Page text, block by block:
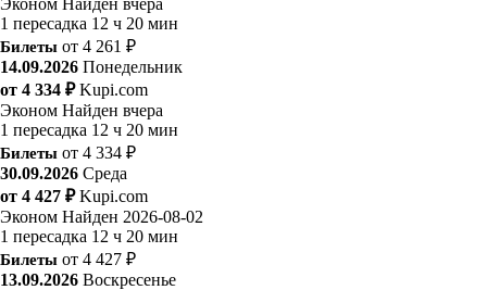
1 пересадка 12 ч 20 мин
Билеты от 4 261 ₽
14.09.2026 Понедельник
от 4 334 ₽ Kupi.com
Эконом Найден вчера
1 пересадка 12 ч 20 мин
Билеты от 4 334 ₽
30.09.2026 Среда
от 4 427 ₽ Kupi.com
Эконом Найден 2026-08-02
1 пересадка 12 ч 20 мин
Билеты от 4 427 ₽
13.09.2026 Воскресенье